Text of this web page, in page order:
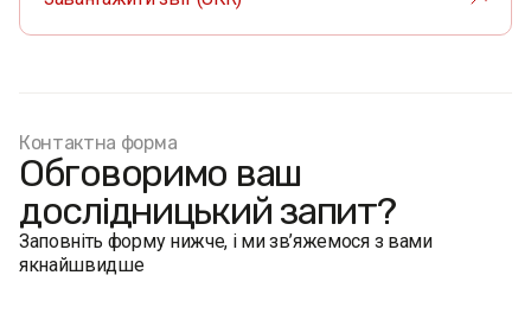
Контактна форма
Обговоримо ваш
дослідницький запит?
Заповніть форму нижче, і ми зв’яжемося з вами
якнайшвидше